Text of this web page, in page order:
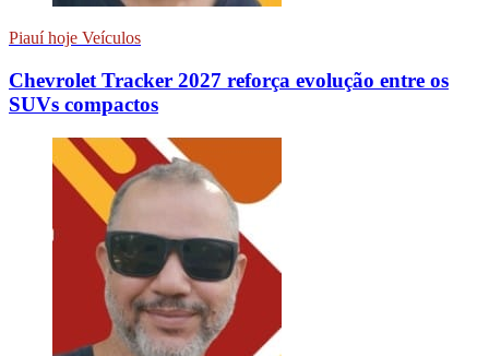
Piauí hoje Veículos
Chevrolet Tracker 2027 reforça evolução entre os
SUVs compactos